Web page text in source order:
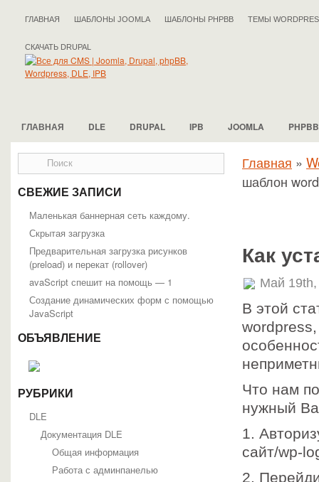
ГЛАВНАЯ ШАБЛОНЫ JOOMLA ШАБЛОНЫ PHPBB ТЕМЫ
СКАЧАТЬ DRUPAL
ГЛАВНАЯ DLE DRUPAL IPB JOOMLA PHPBB
СВЕЖИЕ ЗАПИСИ
Маленькая баннерная сеть каждому.
Скрытая загрузка
Предварительная загрузка рисунков
(preload) и перекат (rollover)
avaScript спешит на помощь — 1
Создание динамических форм с помощью
JavaScript
ОБЪЯВЛЕНИЕ
РУБРИКИ
DLE
Документация DLE
Общая информация
Работа с админпанелью
Главная »
шаблон
Как
Май
В этой
wordpress,
Что нам
нужный
1.
сайт/wp-
2.